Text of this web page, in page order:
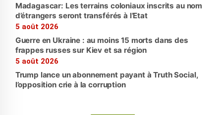
Madagascar: Les terrains coloniaux inscrits au nom
d’étrangers seront transférés à l’Etat
5 août 2026
Guerre en Ukraine : au moins 15 morts dans des
frappes russes sur Kiev et sa région
5 août 2026
Trump lance un abonnement payant à Truth Social,
l’opposition crie à la corruption